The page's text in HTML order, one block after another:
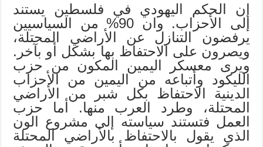
إن الحكم اليهودي في فلسطين يستند
إلى الأحزاب. وان 90% من السياسيين
يرفضون التنازل عن الأراضي المحتلة،
ويصرون على الاحتفاظ بها بشكل أو بآخر.
ويرى معسكر اليمين المكون من حزب
الليكود وأتباعه من اليمين من الأحزاب
الدينية الاحتفاظ بكل شبر من الأراضي
المحتلة، وطرد العرب منها. أما حزب
العمل فتستند سياسته إلى مشروع الون
الذي يقول بالاحتفاظ بالأراضي المحتلة